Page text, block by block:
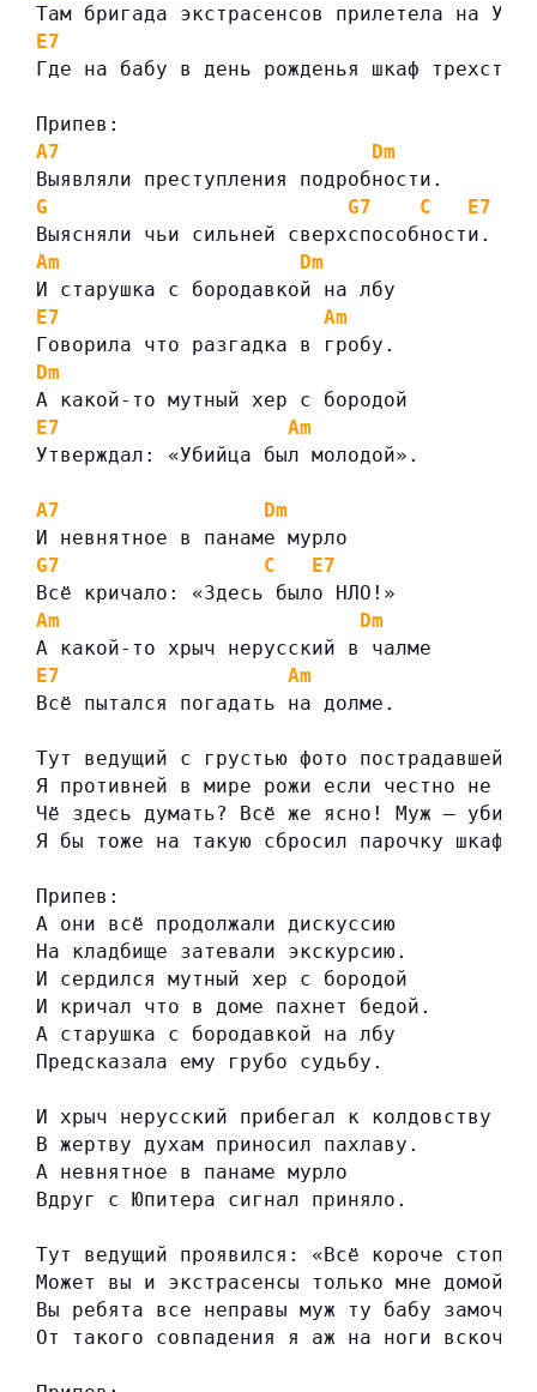
Там бригада экстрасенсов прилетела на
E7
Где на бабу в день рожденья шкаф
Припев:
A7
Dm
Выявляли преступления подробности.
G
G7 C
E7
Выясняли чьи сильней сверхспособности.
Am
Dm
И старушка с бородавкой на лбу
E7
Am
Говорила что разгадка в гробу.
Dm
А какой-то мутный хер с бородой
E7
Am
Утверждал: «Убийца был молодой».
A7
Dm
И невнятное в панаме мурло
G7
C
E7
Всё кричало: «Здесь было НЛО!»
Am
Dm
А какой-то хрыч нерусский в чалме
E7
Am
Всё пытался погадать на долме.
Тут ведущий с грустью фото пострадавшей
Я противней в мире рожи если честно не
Чё здесь думать? Всё же ясно! Муж —
Я бы тоже на такую сбросил парочку
Припев:
А они всё продолжали дискуссию
На кладбище затевали экскурсию.
И сердился мутный хер с бородой
И кричал что в доме пахнет бедой.
А старушка с бородавкой на лбу
Предсказала ему грубо судьбу.
И хрыч нерусский прибегал к колдовству
В жертву духам приносил пахлаву.
А невнятное в панаме мурло
Вдруг с Юпитера сигнал приняло.
Тут ведущий проявился: «Всё короче стоп
Может вы и экстрасенсы только мне домой
Вы ребята все неправы муж ту бабу
От такого совпадения я аж на ноги